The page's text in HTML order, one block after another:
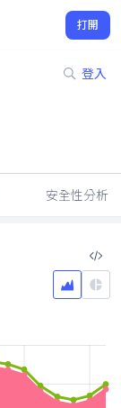
打開
登入
安全性分析